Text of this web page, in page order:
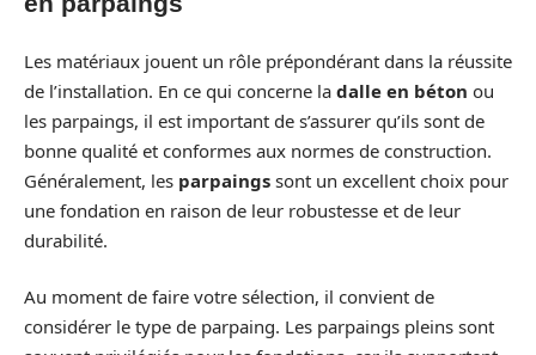
Les matériaux jouent un rôle prépondérant dans la réussite
de l’installation. En ce qui concerne la dalle en béton ou
les parpaings, il est important de s’assurer qu’ils sont de
bonne qualité et conformes aux normes de construction.
Généralement, les parpaings sont un excellent choix pour
une fondation en raison de leur robustesse et de leur
durabilité.
Au moment de faire votre sélection, il convient de
considérer le type de parpaing. Les parpaings pleins sont